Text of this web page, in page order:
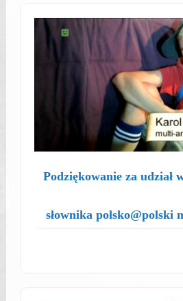
Podziękowanie za udział
słownika polsko@polski